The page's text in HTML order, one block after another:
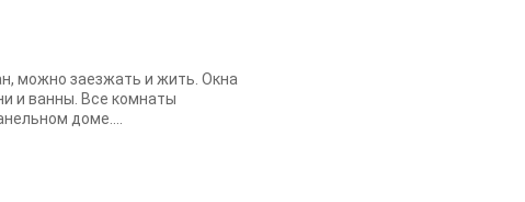
можно заезжать и жить. Окна
и ванны. Все комнаты
доме....